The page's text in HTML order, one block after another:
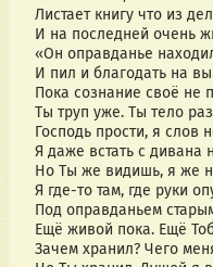
Листает книгу что из
И на последней очень
«Он оправданье
И пил и благодать на
Пока сознание своё не
Ты труп уже. Ты тело
Господь прости, я слов
Я даже встать с дивана
Но Ты же видишь, я же
Я где-то там, где руки
Под оправданьем
Ещё живой пока. Ещё
Зачем хранил? Чего